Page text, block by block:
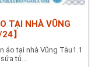
TẠI NHÀ VŨNG
】
áo tại nhà Vũng Tàu1.1
tủ...